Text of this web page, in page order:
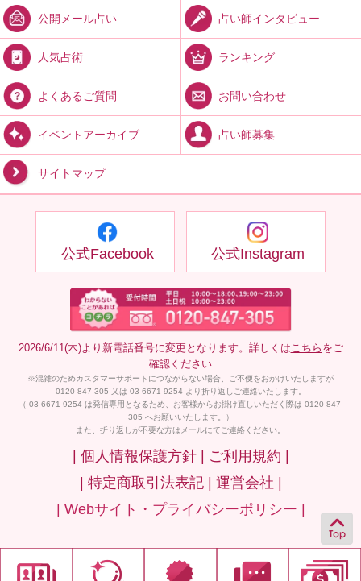
公開メール占い 占い師インタビュー
人気占術 ランキング
よくあるご質問 お問い合わせ
イベントアーカイブ 占い師募集
サイトマップ
公式Facebook 公式Instagram
2026/6/11(木)より新電話番号に変更となります。詳しくはこちら をご
確認ください
※混雑のためカスタマーサポートにつながらない場合、ご不便をおかけいたしますが
0120-847-305 又は 03-6671-9254 より折り返しご連絡いたします。
（ 03-6671-9254 は発信専用となるため、お客様からお掛け直しいただく際は 0120-847-
305 へお願いいたします。）
また、折り返しが不要な方はメールにてご連絡ください。
| 個人情報保護方針 |
ご利用規約 |
| 特定商取引法表記 |
運営会社 |
| Webサイト・プライバシーポリシー |